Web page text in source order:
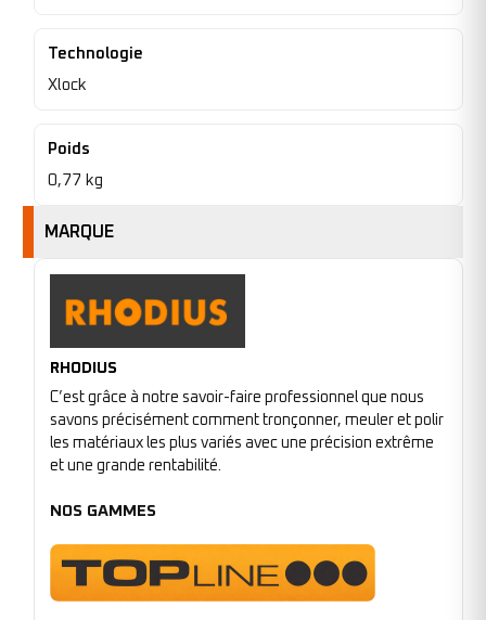
Technologie
Xlock
Poids
0,77 kg
MARQUE
RHODIUS
C’est grâce à notre savoir-faire professionnel que nous
savons précisément comment tronçonner, meuler et polir
les matériaux les plus variés avec une précision extrême
et une grande rentabilité.
NOS GAMMES